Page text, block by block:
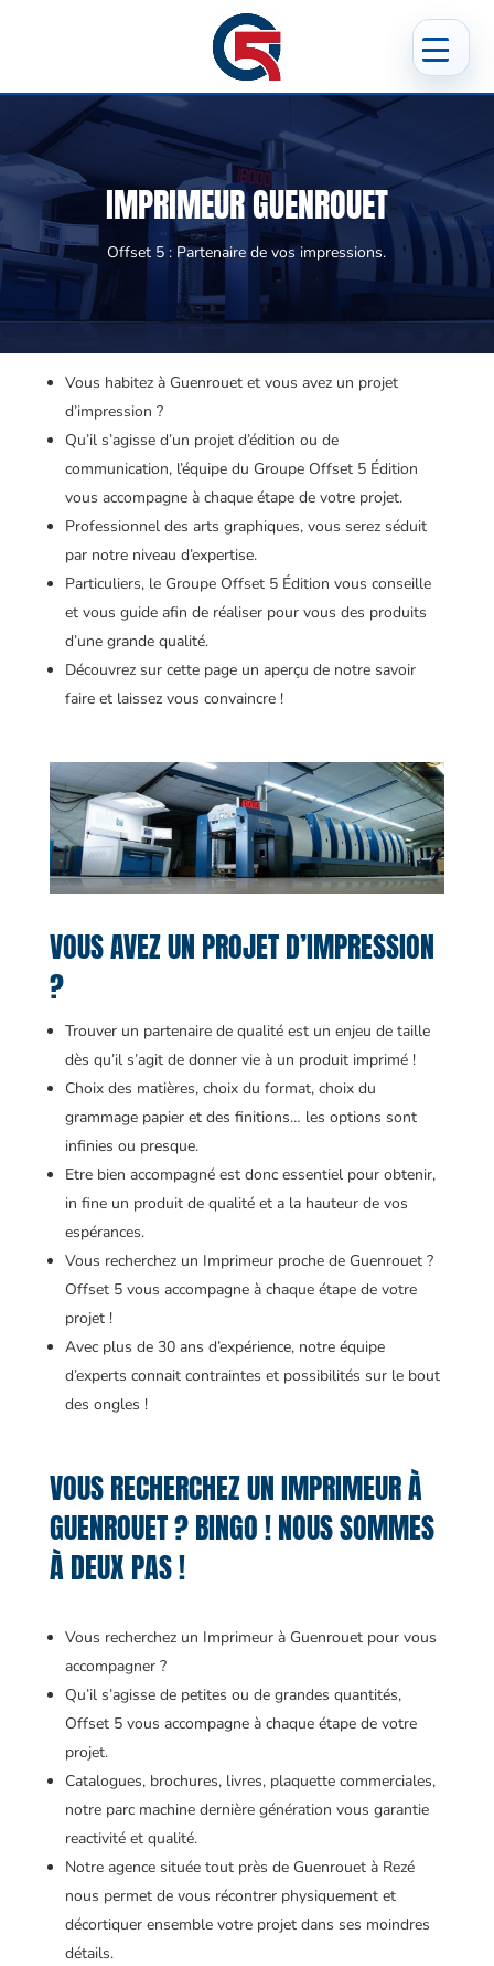
IMPRIMEUR GUENROUET
Offset 5 : Partenaire de vos impressions.
Vous habitez à Guenrouet et vous avez un projet
d’impression ?
Qu’il s’agisse d’un projet d’édition ou de
communication, l’équipe du Groupe Offset 5 Édition
vous accompagne à chaque étape de votre projet.
Professionnel des arts graphiques, vous serez séduit
par notre niveau d’expertise.
Particuliers, le Groupe Offset 5 Édition vous conseille
et vous guide afin de réaliser pour vous des produits
d’une grande qualité.
Découvrez sur cette page un aperçu de notre savoir
faire et laissez vous convaincre !
VOUS AVEZ UN PROJET D’IMPRESSION
?
Trouver un partenaire de qualité est un enjeu de taille
dès qu’il s’agit de donner vie à un produit imprimé !
Choix des matières, choix du format, choix du
grammage papier et des finitions… les options sont
infinies ou presque.
Etre bien accompagné est donc essentiel pour obtenir,
in fine un produit de qualité et a la hauteur de vos
espérances.
Vous recherchez un Imprimeur proche de Guenrouet ?
Offset 5 vous accompagne à chaque étape de votre
projet !
Avec plus de 30 ans d’expérience, notre équipe
d’experts connait contraintes et possibilités sur le bout
des ongles !
VOUS RECHERCHEZ UN IMPRIMEUR À
GUENROUET ? BINGO ! NOUS SOMMES
À DEUX PAS !
Vous recherchez un Imprimeur à Guenrouet pour vous
accompagner ?
Qu’il s’agisse de petites ou de grandes quantités,
Offset 5 vous accompagne à chaque étape de votre
projet.
Catalogues, brochures, livres, plaquette commerciales,
notre parc machine dernière génération vous garantie
reactivité et qualité.
Notre agence située tout près de Guenrouet à Rezé
nous permet de vous récontrer physiquement et
décortiquer ensemble votre projet dans ses moindres
détails.